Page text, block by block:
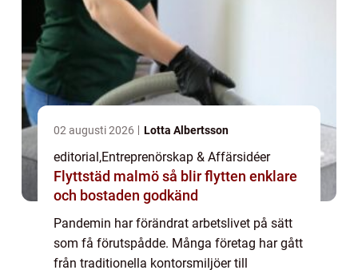
02 augusti 2026 Lotta Albertsson
editorial,Entreprenörskap & Affärsidéer
Flyttstäd malmö så blir flytten enklare
och bostaden godkänd
Pandemin har förändrat arbetslivet på sätt
som få förutspådde. Många företag har gått
från traditionella kontorsmiljöer till